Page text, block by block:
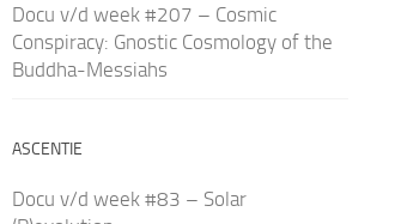
Docu v/d week #207 – Cosmic
Conspiracy: Gnostic Cosmology of the
Buddha-Messiahs
ASCENTIE
Docu v/d week #83 – Solar